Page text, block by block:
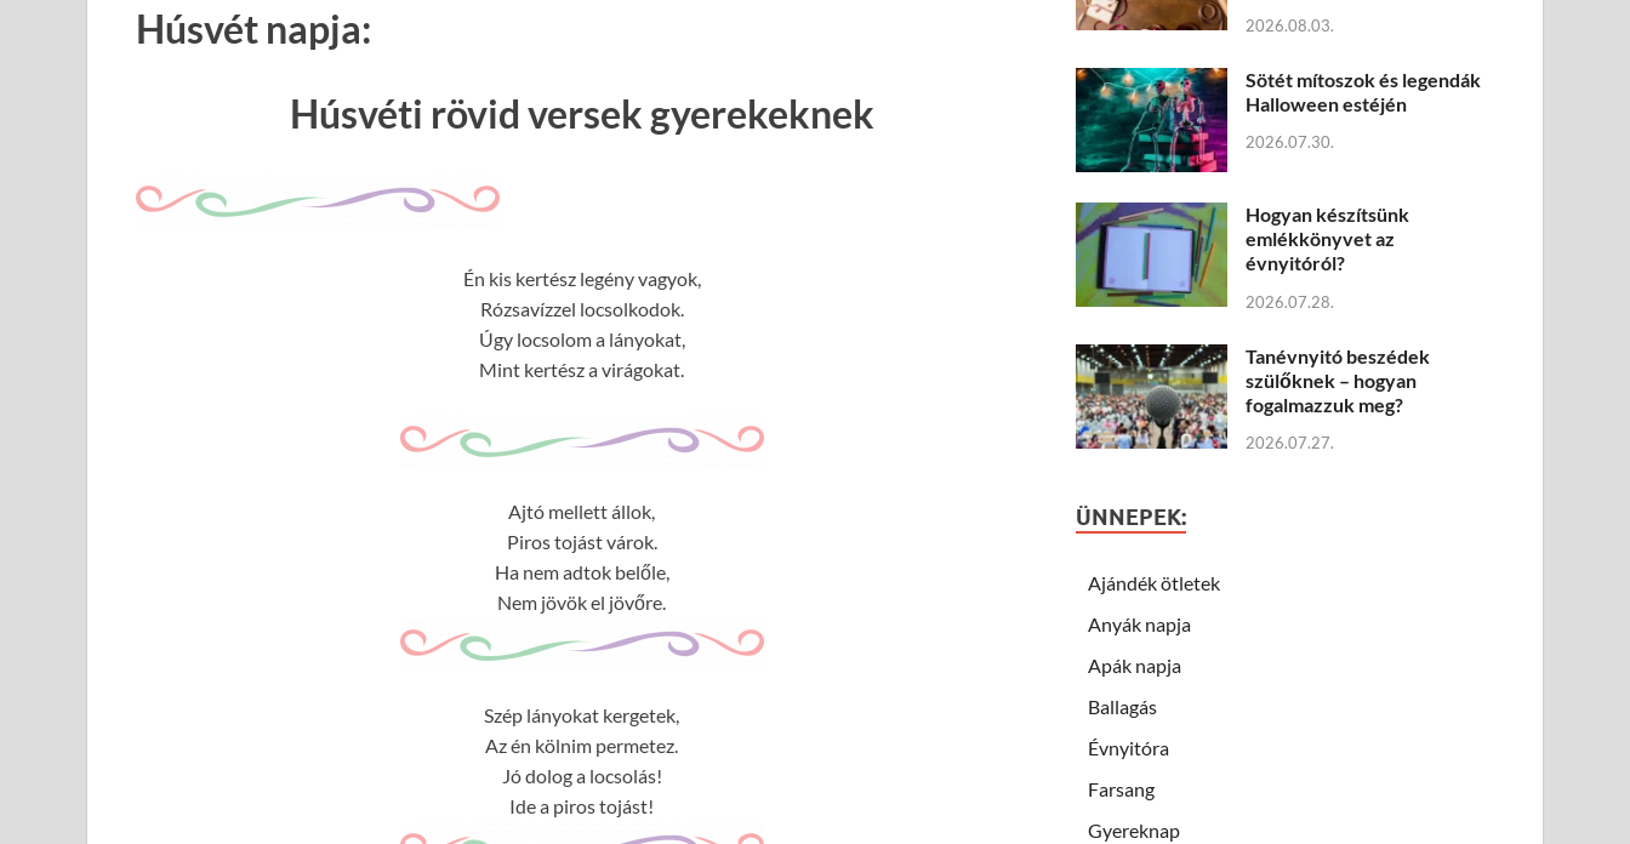
Húsvét napja:
Húsvéti rövid versek gyerekeknek
Én kis kertész legény vagyok,
Rózsavízzel locsolkodok.
Úgy locsolom a lányokat,
Mint kertész a virágokat.
Ajtó mellett állok,
Piros tojást várok.
Ha nem adtok belőle,
Nem jövök el jövőre.
Szép lányokat kergetek,
Az én kölnim permetez.
Jó dolog a locsolás!
Ide a piros tojást!
2026.08.03.
Sötét mítoszok és legendák
Halloween estéjén
2026.07.30.
Hogyan készítsünk
emlékkönyvet az
évnyitóról?
2026.07.28.
Tanévnyitó beszédek
szülőknek – hogyan
fogalmazzuk meg?
2026.07.27.
ÜNNEPEK:
Ajándék ötletek
Anyák napja
Apák napja
Ballagás
Évnyitóra
Farsang
Gyereknap